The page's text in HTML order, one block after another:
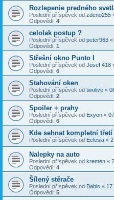
Rozlepenie predného
Poslední příspěvek od zdeno255
Odpovědi: 4
celolak postup ?
Poslední příspěvek od peter963 «
Odpovědi: 1
Střešní okno Punto I
Poslední příspěvek od Josef 418
Odpovědi: 6
Stahování oken
Poslední příspěvek od twolive «
Odpovědi: 2
Spoiler + prahy
Poslední příspěvek od Exyon «
Odpovědi: 6
Kde sehnat kompletní
Poslední příspěvek od Eclesia «
Nalepky na auto
Poslední příspěvek od kremen «
Odpovědi: 4
Šílený stěrače
Poslední příspěvek od Babis « 17
Odpovědi: 5